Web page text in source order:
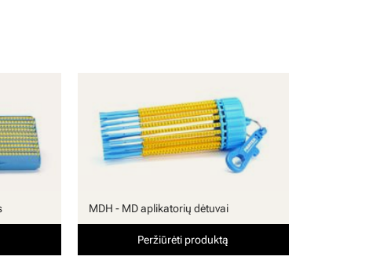
MDH - MD aplikatorių dėtuvai
Peržiūrėti produktą